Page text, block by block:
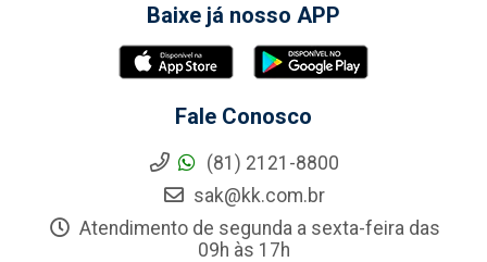
Baixe já nosso APP
Fale Conosco
(81) 2121-8800
sak@kk.com.br
Atendimento de segunda a sexta-feira das
09h às 17h